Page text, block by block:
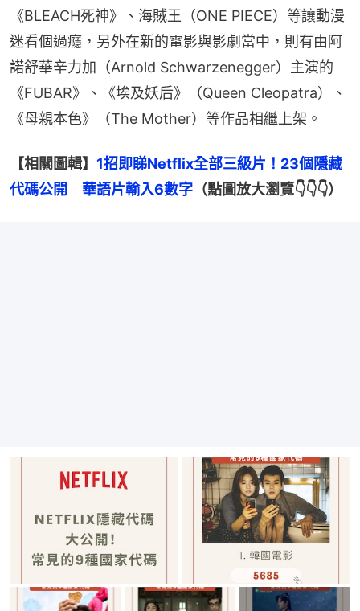
《BLEACH死神》、海賊王（ONE PIECE）等讓動漫
迷看個過癮，另外在新的電影與影劇當中，則有由阿
諾舒華辛力加（Arnold Schwarzenegger）主演的
《FUBAR》、《埃及妖后》（Queen Cleopatra）、
《母親本色》（The Mother）等作品相繼上架。
【相關圖輯】 1招即睇Netflix全部三級片！23個隱藏
代碼公開　華語片輸入6數字 （點圖放大瀏覽👇👇👇）